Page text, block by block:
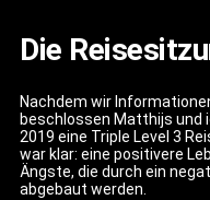
Die
Nachdem wir
beschlossen Matthijs und
2019 eine Triple Level 3
war klar: eine positivere
Ängste, die durch ein
abgebaut werden.